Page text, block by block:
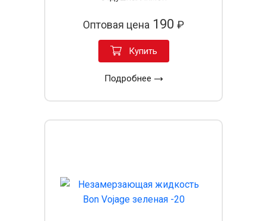
Оптовая цена 190 ₽
Купить
Подробнее